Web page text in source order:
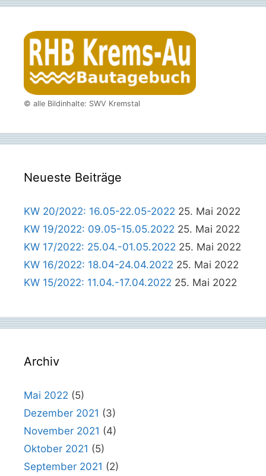
© alle Bildinhalte: SWV Kremstal
Neueste Beiträge
KW 20/2022: 16.05-22.05-2022 25. Mai 2022
KW 19/2022: 09.05-15.05.2022 25. Mai 2022
KW 17/2022: 25.04.-01.05.2022 25. Mai 2022
KW 16/2022: 18.04-24.04.2022 25. Mai 2022
KW 15/2022: 11.04.-17.04.2022 25. Mai 2022
Archiv
Mai 2022 (5)
Dezember 2021 (3)
November 2021 (4)
Oktober 2021 (5)
September 2021 (2)